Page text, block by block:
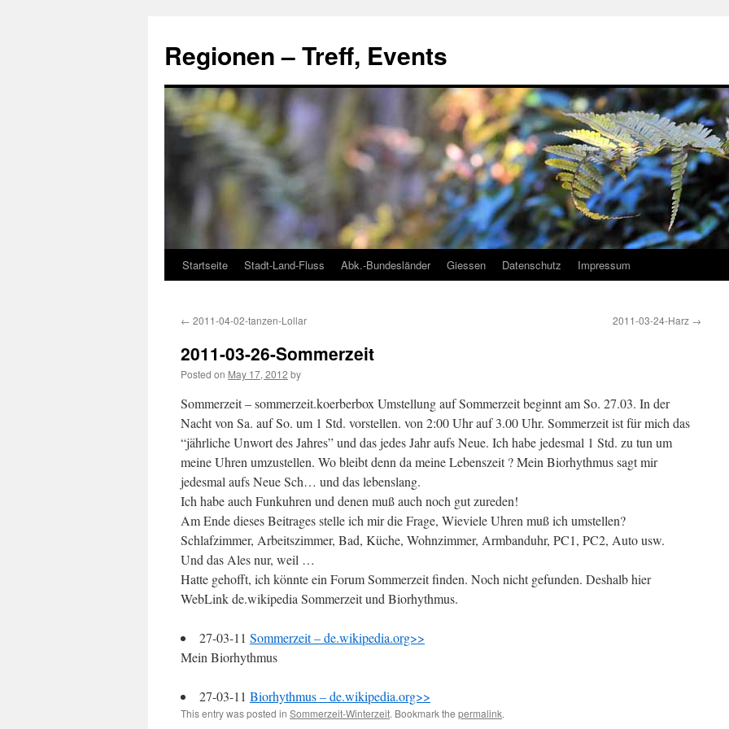
content
Regionen – Treff, Events
Startseite Stadt-Land-Fluss Abk.-Bundesländer Giessen Datenschutz Impressum
← 2011-04-02-tanzen-Lollar 2011-03-24-Harz →
2011-03-26-Sommerzeit
Posted on May 17, 2012 by
Sommerzeit – sommerzeit.koerberbox Umstellung auf Sommerzeit beginnt am So. 27.03. In der
Nacht von Sa. auf So. um 1 Std. vorstellen. von 2:00 Uhr auf 3.00 Uhr. Sommerzeit ist für mich das
“jährliche Unwort des Jahres” und das jedes Jahr aufs Neue. Ich habe jedesmal 1 Std. zu tun um
meine Uhren umzustellen. Wo bleibt denn da meine Lebenszeit ? Mein Biorhythmus sagt mir
jedesmal aufs Neue Sch… und das lebenslang.
Ich habe auch Funkuhren und denen muß auch noch gut zureden!
Am Ende dieses Beitrages stelle ich mir die Frage, Wieviele Uhren muß ich umstellen?
Schlafzimmer, Arbeitszimmer, Bad, Küche, Wohnzimmer, Armbanduhr, PC1, PC2, Auto usw.
Und das Ales nur, weil …
Hatte gehofft, ich könnte ein Forum Sommerzeit finden. Noch nicht gefunden. Deshalb hier
WebLink de.wikipedia Sommerzeit und Biorhythmus.
27-03-11 Sommerzeit – de.wikipedia.org>>
Mein Biorhythmus
27-03-11 Biorhythmus – de.wikipedia.org>>
This entry was posted in Sommerzeit-Winterzeit. Bookmark the permalink.